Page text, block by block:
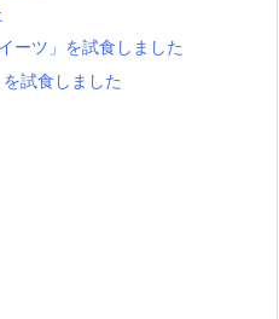
ーツ」を試食しました
試食しました